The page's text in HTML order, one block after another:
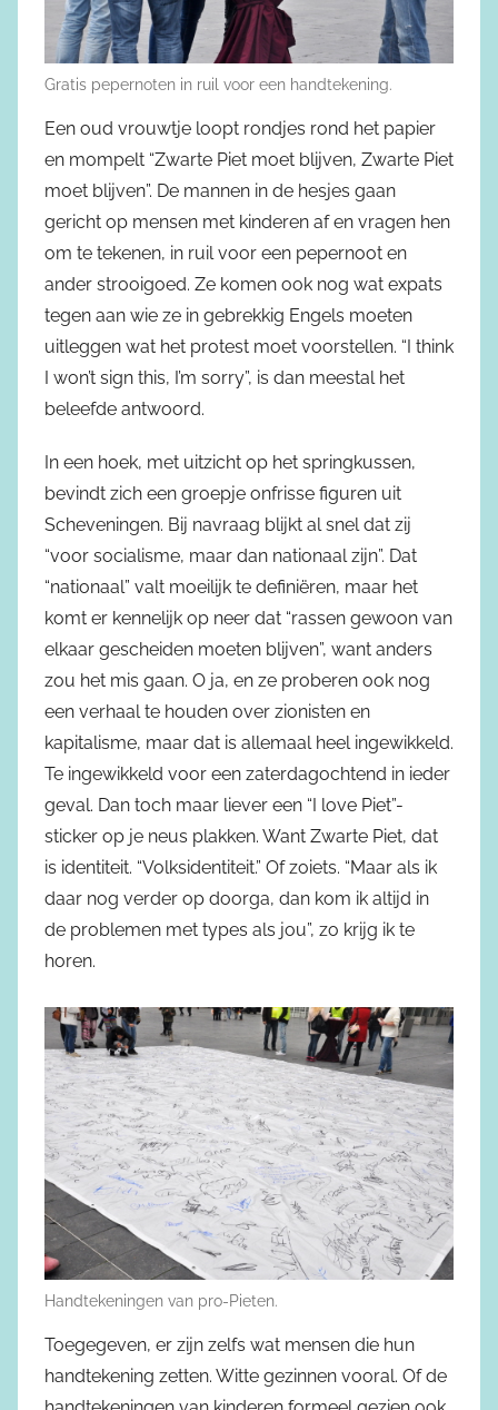
Gratis pepernoten in ruil voor een handtekening.
Een oud vrouwtje loopt rondjes rond het papier
en mompelt “Zwarte Piet moet blijven, Zwarte Piet
moet blijven”. De mannen in de hesjes gaan
gericht op mensen met kinderen af en vragen hen
om te tekenen, in ruil voor een pepernoot en
ander strooigoed. Ze komen ook nog wat expats
tegen aan wie ze in gebrekkig Engels moeten
uitleggen wat het protest moet voorstellen. “I think
I won’t sign this, I’m sorry”, is dan meestal het
beleefde antwoord.
In een hoek, met uitzicht op het springkussen,
bevindt zich een groepje onfrisse figuren uit
Scheveningen. Bij navraag blijkt al snel dat zij
“voor socialisme, maar dan nationaal zijn”. Dat
“nationaal” valt moeilijk te definiëren, maar het
komt er kennelijk op neer dat “rassen gewoon van
elkaar gescheiden moeten blijven”, want anders
zou het mis gaan. O ja, en ze proberen ook nog
een verhaal te houden over zionisten en
kapitalisme, maar dat is allemaal heel ingewikkeld.
Te ingewikkeld voor een zaterdagochtend in ieder
geval. Dan toch maar liever een “I love Piet”-
sticker op je neus plakken. Want Zwarte Piet, dat
is identiteit. “Volksidentiteit.” Of zoiets. “Maar als ik
daar nog verder op doorga, dan kom ik altijd in
de problemen met types als jou”, zo krijg ik te
horen.
Handtekeningen van pro-Pieten.
Toegegeven, er zijn zelfs wat mensen die hun
handtekening zetten. Witte gezinnen vooral. Of de